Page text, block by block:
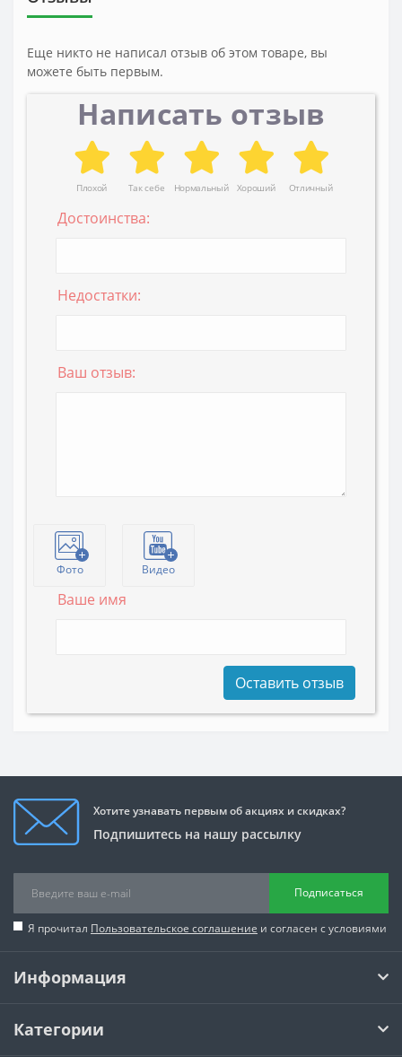
Еще никто не написал отзыв об этом товаре, вы
можете быть первым.
Написать отзыв
Плохой Так себе Нормальный Хороший Отличный
Достоинства:
Недостатки:
Ваш отзыв:
Фото Видео
Ваше имя
Оставить отзыв
Хотите узнавать первым об акциях и скидках?
Подпишитесь на нашу рассылку
Подписаться
Я прочитал Пользовательское соглашение и согласен с условиями
Информация
Категории